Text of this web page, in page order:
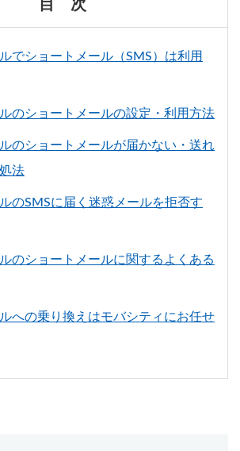
目 次
でショートメール（SMS）は利用
のショートメールの設定・利用方法
のショートメールが届かない・送れ
法
のSMSに届く迷惑メールを拒否す
のショートメールに関するよくある
への乗り換えはモバシティにお任せ